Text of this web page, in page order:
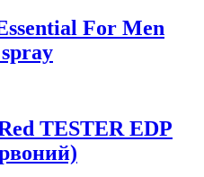
For Men
TESTER EDP